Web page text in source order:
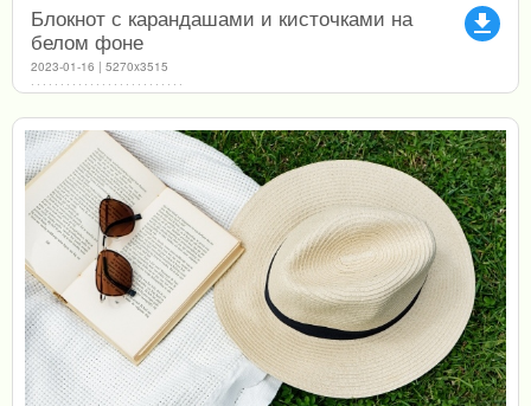
file_download
Блокнот с карандашами и кисточками на
белом фоне
2023-01-16 | 5270x3515